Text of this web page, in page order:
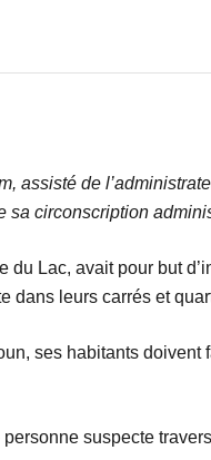
assisté de
sa circonscription
Lac, avait pour but
dans leurs carrés et
ses habitants
suspecte